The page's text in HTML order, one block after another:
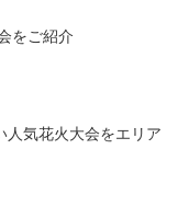
をご紹介
人気花火大会をエリア